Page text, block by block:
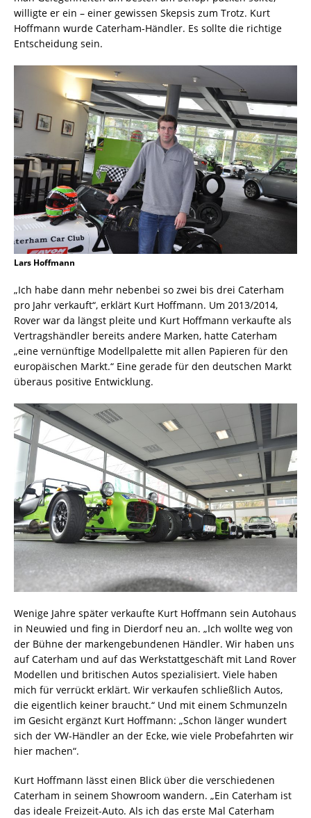
willigte er ein – einer gewissen Skepsis zum Trotz. Kurt
Hoffmann wurde Caterham-Händler. Es sollte die richtige
Entscheidung sein.
Lars Hoffmann
„Ich habe dann mehr nebenbei so zwei bis drei Caterham
pro Jahr verkauft“, erklärt Kurt Hoffmann. Um 2013/2014,
Rover war da längst pleite und Kurt Hoffmann verkaufte als
Vertragshändler bereits andere Marken, hatte Caterham
„eine vernünftige Modellpalette mit allen Papieren für den
europäischen Markt.“ Eine gerade für den deutschen Markt
überaus positive Entwicklung.
Wenige Jahre später verkaufte Kurt Hoffmann sein Autohaus
in Neuwied und fing in Dierdorf neu an. „Ich wollte weg von
der Bühne der markengebundenen Händler. Wir haben uns
auf Caterham und auf das Werkstattgeschäft mit Land Rover
Modellen und britischen Autos spezialisiert. Viele haben
mich für verrückt erklärt. Wir verkaufen schließlich Autos,
die eigentlich keiner braucht.“ Und mit einem Schmunzeln
im Gesicht ergänzt Kurt Hoffmann: „Schon länger wundert
sich der VW-Händler an der Ecke, wie viele Probefahrten wir
hier machen“.
Kurt Hoffmann lässt einen Blick über die verschiedenen
Caterham in seinem Showroom wandern. „Ein Caterham ist
das ideale Freizeit-Auto. Als ich das erste Mal Caterham